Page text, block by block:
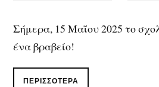
Σήμερα, 15 Μαΐου 2025 το
ένα βραβείο!
ΠΕΡΙΣΣΌΤΕΡΑ